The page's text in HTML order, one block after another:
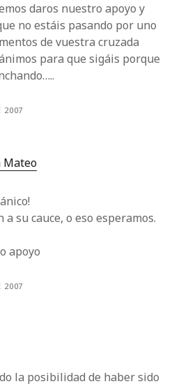
daros nuestro apoyo y
no estáis pasando por uno
de vuestra cruzada
para que sigáis porque
2007
Mateo
a su cauce, o eso esperamos.
apoyo
2007
la posibilidad de haber sido